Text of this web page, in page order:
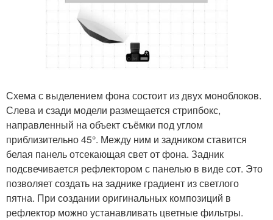
Схема с выделением фона состоит из двух моноблоков.
Слева и сзади модели размещается стрипбокс,
направленный на объект съёмки под углом
приблизительно 45°. Между ним и задником ставится
белая панель отсекающая свет от фона. Задник
подсвечивается рефлектором с панелью в виде сот. Это
позволяет создать на заднике градиент из светлого
пятна. При создании оригинальных композиций в
рефлектор можно устанавливать цветные фильтры.